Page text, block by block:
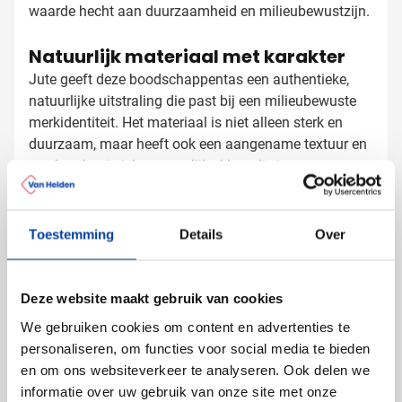
Toestemming Details Over
Deze website maakt gebruik van cookies
We gebruiken cookies om content en advertenties te
personaliseren, om functies voor social media te bieden
en om ons websiteverkeer te analyseren. Ook delen we
informatie over uw gebruik van onze site met onze
waarde hecht aan duurzaamheid en milieubewustzijn.
Natuurlijk materiaal met karakter
Jute geeft deze boodschappentas een authentieke,
natuurlijke uitstraling die past bij een milieubewuste
merkidentiteit. Het materiaal is niet alleen sterk en
duurzaam, maar heeft ook een aangename textuur en
een karakteristieke natuurlijke kleur die jouw
bedrukking mooi laat uitkomen. De katoenen
zwaardere boodschappen.
met logo
Bij Van Helden Relatiegeschenken bedrukken we jouw
Met je bedrijfslogo in één of meer kleuren
Met een tekst of slogan die jouw merk versterkt
Met full color bedrukking voor maximale impact
Het natuurlijke juteoppervlak biedt een geweldig